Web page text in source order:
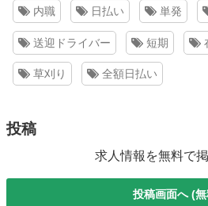
内職 日払い 単発
送迎ドライバー 短期
草刈り 全額日払い
投稿
求人情報を無料で
投稿画面へ (